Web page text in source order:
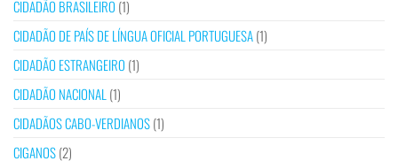
CIDADÃO BRASILEIRO (1)
CIDADÃO DE PAÍS DE LÍNGUA OFICIAL PORTUGUESA(1)
CIDADÃO ESTRANGEIRO (1)
CIDADÃO NACIONAL (1)
CIDADÃOS CABO-VERDIANOS(1)
CIGANOS(2)